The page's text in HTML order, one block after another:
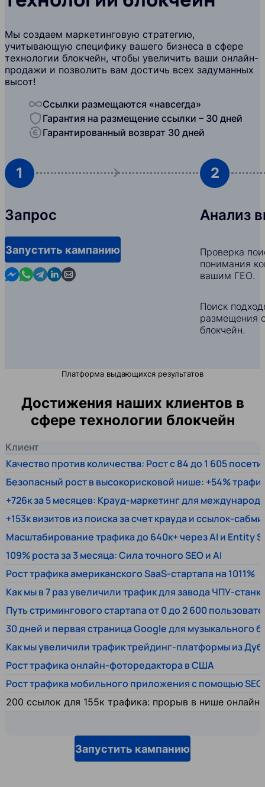
Мы создаем маркетинговую стратегию,
учитывающую специфику вашего бизнеса в сфере
технологии блокчейн, чтобы увеличить ваши онлайн-
продажи и позволить вам достичь всех задуманных
высот!
Ссылки размещаются «навсегда»
Гарантия на размещение ссылки – 30 дней
Гарантированный возврат 30 дней
1
Запрос
Запустить кампанию
Contact us in Messenger
Contact us in WhatsApp
Contact us in Telegram
Contact us in Linkedin
Contact us by email
2
Анализ
Проверка
понимания
вашим ГЕО.
Поиск
размещения
блокчейн.
Платформа выдающихся результатов
Достижения наших клиентов в
сфере технологии блокчейн
Клиент
Качество против количества: Рост с 84 до 1 605
Безопасный рост в высокорисковой нише: +54%
+726к за 5 месяцев: Крауд-маркетинг для
+153к визитов из поиска за счет крауда и ссылок-
Масштабирование трафика до 640к+ через AI и Entity
109% роста за 3 месяца: Сила точного SEO и AI
Рост трафика американского SaaS-стартапа на 1011%
Как мы в 7 раз увеличили трафик для завода ЧПУ-
Путь стримингового стартапа от 0 до 2 600
30 дней и первая страница Google для музыкального
Как мы увеличили трафик трейдинг-платформы из
Рост трафика онлайн-фоторедактора в США
Рост трафика мобильного приложения с помощью SEO
200 ссылок для 155к трафика: прорыв в нише
Запустить кампанию